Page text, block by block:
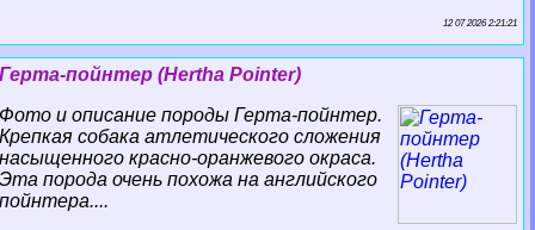
12 07 2026 2:21:21
Герта-пойнтер (Hertha Pointer)
Фото и описание породы Герта-пойнтер.
Крепкая собака атлетического сложения
насыщенного красно-оранжевого окраса.
Эта порода очень похожа на английского
пойнтера....